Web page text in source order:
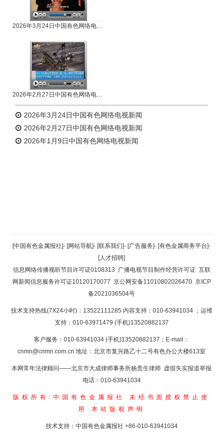
2026年3月24日中国有色网络电视新闻
2026年2月27日中国有色网络电视新闻
2026年3月24日中国有色网络电视新闻
2026年2月27日中国有色网络电视新闻
2026年1月9日中国有色网络电视新闻
返回顶部
返回首页
[中国有色金属报社]- [网站导航]- [联系我们]- [广告服务]- [有色金属商务平台]-
[人才招聘]
信息网络传播视听节目许可证0108313 广播电视节目制作经营许可证 互联
网新闻信息服务许可证10120170077 京公网安备11010802026470 京ICP
备2021036504号
技术支持热线(7X24小时)：13522111285 内容支持：010-63941034 ；运维
支持：010-63971479 (手机)13520882137
客户服务：010-63941034 (手机)13520882137；E-mail：
cnmn@cnmn.com.cn 地址：北京市复兴路乙十二号有色办公大楼613室
本网常年法律顾问——北京市大成律师事务所杨贵生律师 虚假失实报道举报
电话：010-63941034
版权所有:中国有色金属报社
未经书面授权禁止使
用 本站版权声明
技术支持：中国有色金属报社 +86-010-63941034